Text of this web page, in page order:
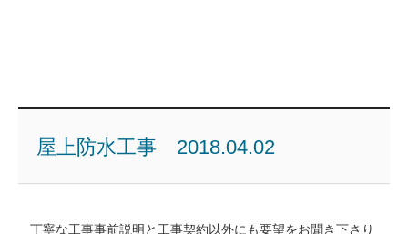
屋上防水工事 2018.04.02
丁寧な工事事前説明と工事契約以外にも要望をお聞き下さり